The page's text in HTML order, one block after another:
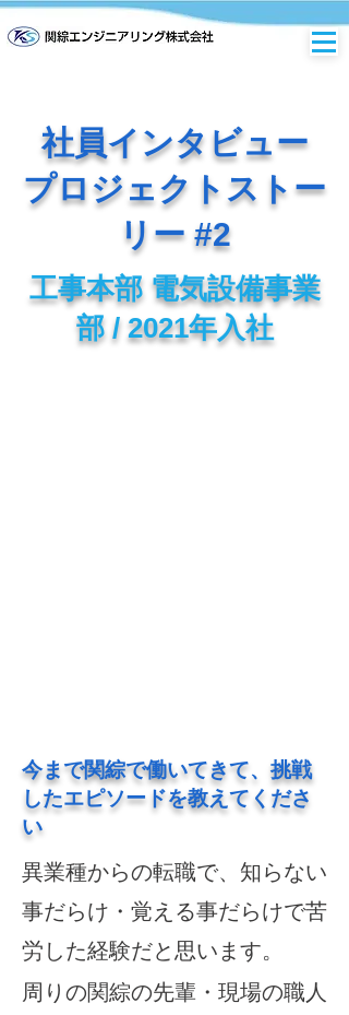
​社員インタビュー
プロジェクトストー
リー #2
工事本部 電気設備事業
部 / 2021年入社
​今まで関綜で働いてきて、挑戦
したエピソードを教えてくださ
い
異業種からの転職で、知らない
事だらけ・覚える事だらけで苦
労した経験だと思います。
周りの関綜の先輩・現場の職人